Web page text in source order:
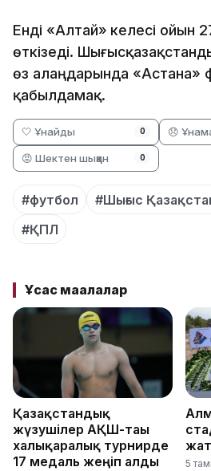
Енді «Алтай» келесі ойын
өткізеді.
өз алаңдарында «Астана»
қабылдамақ.
🤍 Ұнайды 0 😞
😡 Шектен шыққан 0
#футбол #Шығыс
#ҚПЛ
Ұқсас мақалалар
Қазақстандық
жүзушілер АҚШ-тағы
халықаралық турнирде
17 медаль жеңіп алды
5